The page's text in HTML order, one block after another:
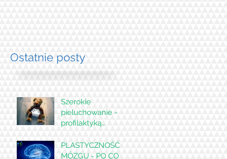
Ostatnie posty
Szerokie
pieluchowanie -
profilaktyką
biodrowych ???
PLASTYCZNOŚĆ
MÓZGU - PO CO